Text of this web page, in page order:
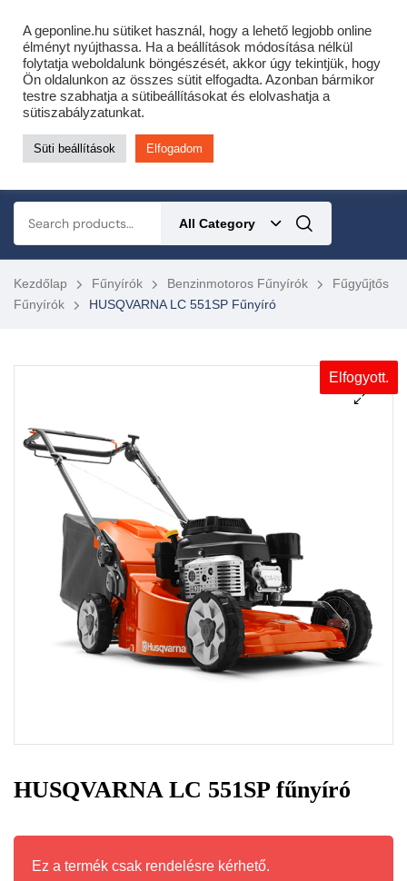
Cofidis expressz online áruhitel 0 % THM-el 10 hónapra!
Most minden akciós HQ láncfűrészhez ajándékba adunk egy fűrészláncot!
Részletek ide kattintva!
KERTÉSZETI – ERDÉSZETI – ÉPÍTŐIPARI GÉP WEBSHOP
All Category
Kezdőlap Fűnyírók Benzinmotoros Fűnyírók
Fűgyűjtős
Fűnyírók
HUSQVARNA LC 551SP Fűnyíró
Elfogyott.
HUSQVARNA LC 551SP fűnyíró
Ez a termék csak rendelésre kérhető.
A geponline.hu sütiket használ, hogy a lehető legjobb online
élményt nyújthassa. Ha a beállítások módosítása nélkül
folytatja weboldalunk böngészését, akkor úgy tekintjük, hogy
Ön oldalunkon az összes sütit elfogadta. Azonban bármikor
testre szabhatja a sütibeállításokat és elolvashatja a
sütiszabályzatunkat.
Süti beállítások Elfogadom